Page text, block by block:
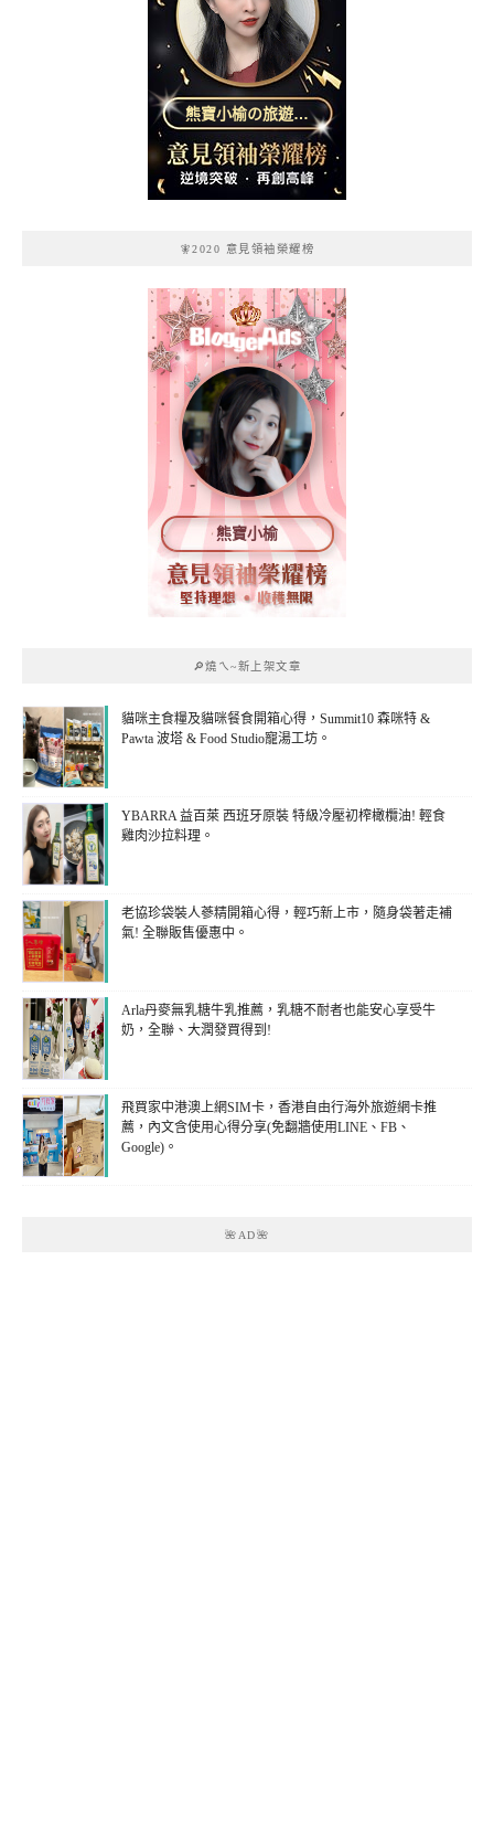
熊寶小榆の旅遊日
記
🧚2020 意見領袖榮耀榜
熊寶小榆
🔎燒ㄟ~新上架文章
貓咪主食糧及貓咪餐食開箱心得，Summit10 森咪特 &
Pawta 波塔 & Food Studio寵湯工坊。
YBARRA 益百萊 西班牙原裝 特級冷壓初榨橄欖油! 輕食
雞肉沙拉料理。
老協珍袋裝人蔘精開箱心得，輕巧新上市，隨身袋著走補
氣! 全聯販售優惠中。
Arla丹麥無乳糖牛乳推薦，乳糖不耐者也能安心享受牛
奶，全聯、大潤發買得到!
飛買家中港澳上網SIM卡，香港自由行海外旅遊網卡推
薦，內文含使用心得分享(免翻牆使用LINE、FB、
Google)。
🌺AD🌺